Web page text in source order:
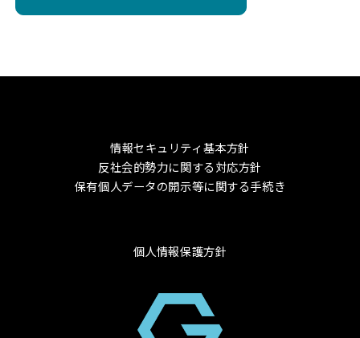
情報セキュリティ基本方針
反社会的勢力に関する対応方針
保有個人データの開示等に関する手続き
個人情報保護方針